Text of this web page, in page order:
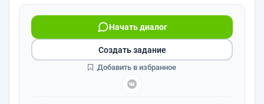
Начать диалог
Создать задание
Добавить в избранное